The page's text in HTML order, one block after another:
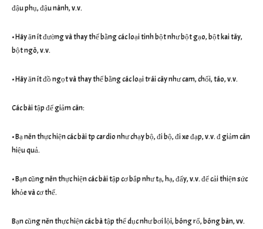
đậu phụ, đậu nành, v.v.
• Hãy ăn ít đường và thay thế bằng các loại tinh bột như bột gạo, bột kai tây,
bột ngô, v.v.
• Hãy ăn ít đồ ngọt và thay thế bằng các loại trái cây như cam, chối, táo, v.v.
Các bài tập để giảm cân:
• Bạ nên thực hiện các bài tp cardio như chạy bộ, đi bộ, đi xe đạp, v.v. đ giảm cân
hiệu quả.
• Bạn cũng nên thực hiện các bài tập cơ bắp như tạ, hạ, đẩy, v.v. để cải thiện sức
khỏe và cơ thể.
Bạn cũng nên thực hiện các bà tập thể dục như bơi lội, bóng rổ, bóng bàn, vv.